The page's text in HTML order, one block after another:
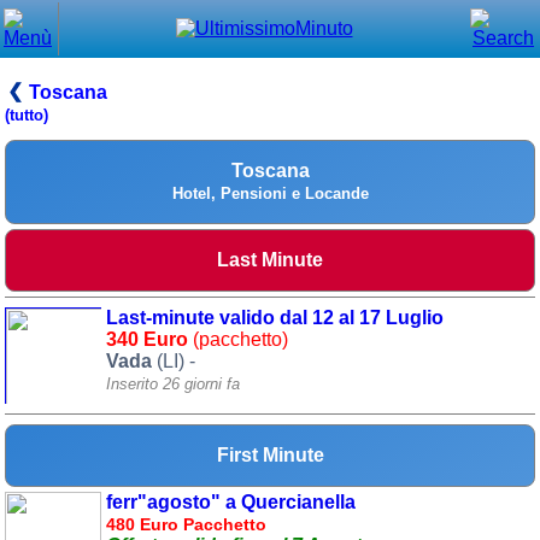
Toscana
(tutto)
Toscana
Hotel, Pensioni e Locande
Last Minute
Last-minute valido dal 12 al 17 Luglio
340 Euro (pacchetto)
Vada (LI) -
Inserito 26 giorni fa
First Minute
ferr"agosto" a Quercianella
480 Euro Pacchetto
Menù principale
⌂ Home
🕐 First Minute
Trova vicino a te
➕ Inserisci annuncio
Ottenere il CIN
Eventi e cose da vedere